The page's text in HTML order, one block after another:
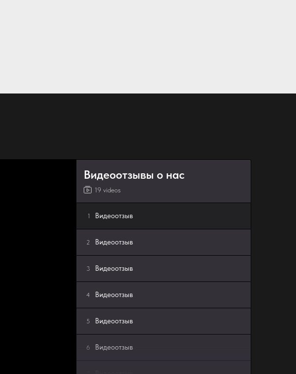
Видеоотзывы о нас
19 videos
1 Видеоотзыв
2 Видеоотзыв
3 Видеоотзыв
4 Видеоотзыв
5 Видеоотзыв
6 Видеоотзыв